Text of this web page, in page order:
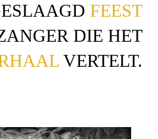
FEEST
DIE HET
VERTELT.